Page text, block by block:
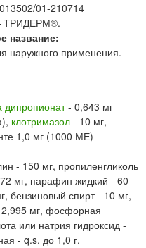
01-210714
название: —
наружного применения.
дипропионат- 0,643 мг
клотримазол - 10 мг,
1,0 мг (1000 МЕ)
- 150 мг, пропиленгликоль
мг, парафин жидкий - 60
бензиновый спирт - 10 мг,
2,995 мг, фосфорная
или натрия гидроксид -
- q.s. до 1,0 г.